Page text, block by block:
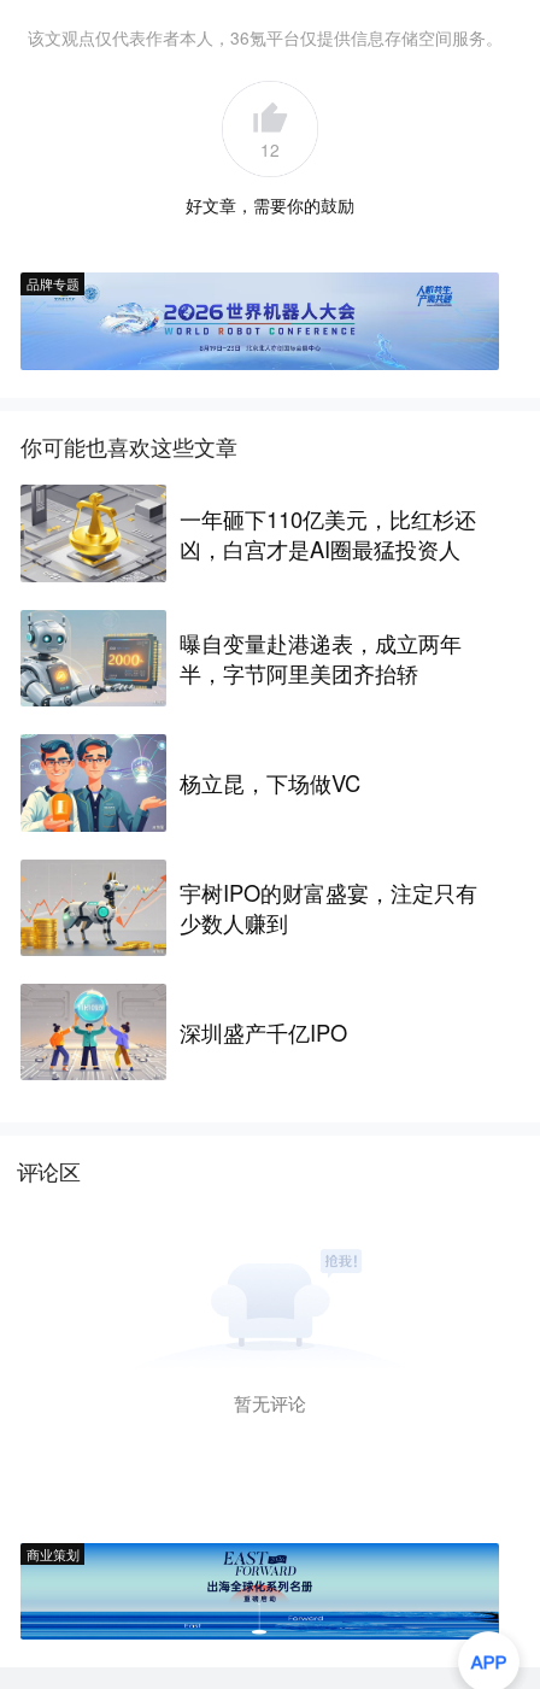
该文观点仅代表作者本人，36氪平台仅提供信息存储空间服务。
12
好文章，需要你的鼓励
品牌专题
你可能也喜欢这些文章
一年砸下110亿美元，比红杉还
凶，白宫才是AI圈最猛投资人
曝自变量赴港递表，成立两年
半，字节阿里美团齐抬轿
杨立昆，下场做VC
宇树IPO的财富盛宴，注定只有
少数人赚到
深圳盛产千亿IPO
评论区
暂无评论
商业策划